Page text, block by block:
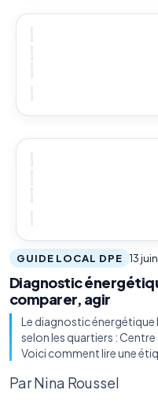
GUIDE LOCAL DPE 13
Diagnostic
comparer, agir
Le diagnostic
selon les quartiers : Centre
Voici comment lire une
Par Nina Roussel